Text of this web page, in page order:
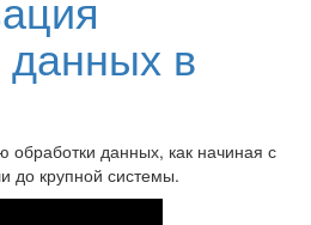
данных в
обработки данных, как начиная с
до крупной системы.